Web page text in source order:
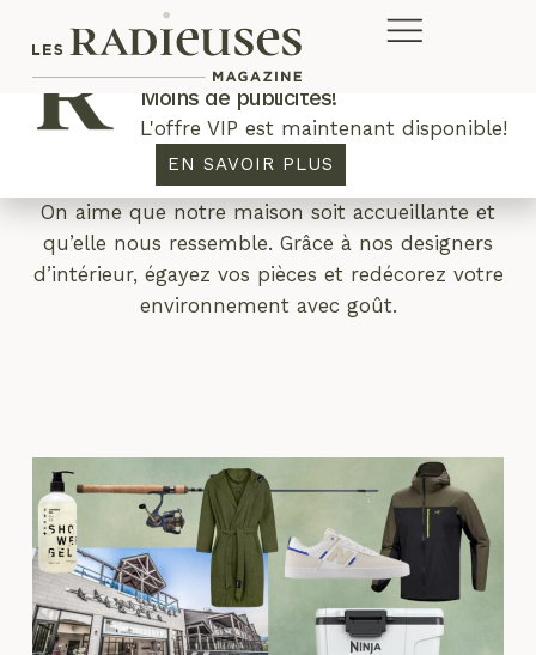
Déco
On aime que notre maison soit accueillante et
qu’elle nous ressemble. Grâce à nos designers
d’intérieur, égayez vos pièces et redécorez votre
environnement avec goût.
Plus de concours. Plus de rabais.
Moins de publicités!
L'offre VIP est maintenant disponible!
EN SAVOIR PLUS